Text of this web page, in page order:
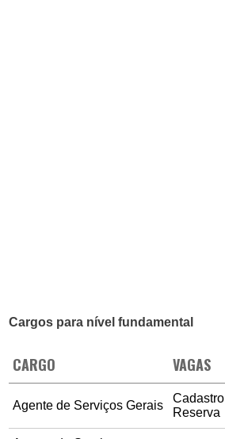
Cargos para nível fundamental
CARGO VAGAS
Agente de Serviços Gerais
Cadastro
Reserva